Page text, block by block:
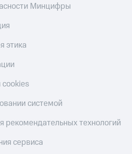
Минцифры
этика
cookies
системой
рекомендательных технологий
сервиса